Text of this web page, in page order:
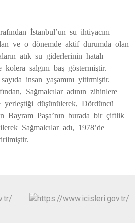
İstanbul’un su ihtiyacını
ve o dönemde aktif durumda olan
atık su giderlerinin hatalı
kolera salgını baş göstermiştir.
insan yaşamını yitirmiştir.
Sağmalcılar adının zihinlere
düşünülerek, Dördüncü
Bayram Paşa’nın burada bir çiftlik
Sağmalcılar adı, 1978’de